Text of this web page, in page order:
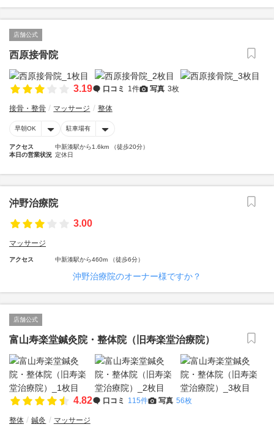
店舗公式
西原接骨院
3.19 口コミ 1件 写真 3枚
接骨・整骨 マッサージ 整体
早朝OK 駐車場有
アクセス
中新湊駅から1.6km （徒歩20分）
本日の営業状況 定休日
沖野治療院
3.00
マッサージ
アクセス 中新湊駅から460m （徒歩6分）
沖野治療院のオーナー様ですか？
店舗公式
富山寿楽堂鍼灸院・整体院（旧寿楽堂治療院）
4.82 口コミ 115件 写真 56枚
整体 鍼灸 マッサージ